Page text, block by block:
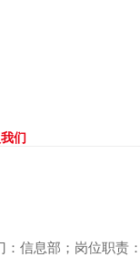
们
信息部；岗位职责